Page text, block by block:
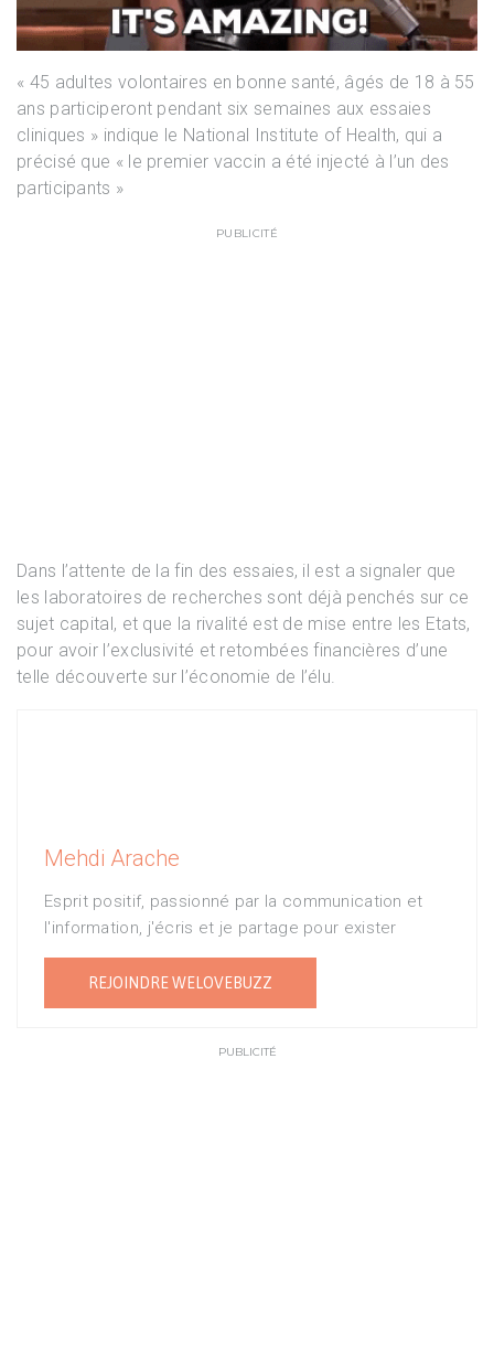
« 45 adultes volontaires en bonne santé, âgés de 18 à 55
ans participeront pendant six semaines aux essaies
cliniques » indique le National Institute of Health, qui a
précisé que « le premier vaccin a été injecté à l’un des
participants »
PUBLICITÉ
Dans l’attente de la fin des essaies, il est a signaler que
les laboratoires de recherches sont déjà penchés sur ce
sujet capital, et que la rivalité est de mise entre les Etats,
pour avoir l’exclusivité et retombées financières d’une
telle découverte sur l’économie de l’élu.
Mehdi Arache
Esprit positif, passionné par la communication et
l'information, j'écris et je partage pour exister
REJOINDRE WELOVEBUZZ
PUBLICITÉ